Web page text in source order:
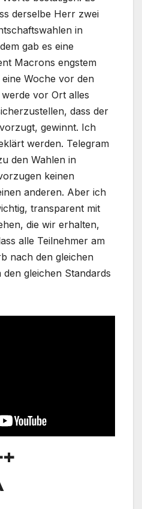
derselbe Herr zwei
in
gab es eine
Macrons engstem
Woche vor den
vor Ort alles
dass der
gewinnt. Ich
werden. Telegram
den Wahlen in
keinen
anderen. Aber ich
transparent mit
die wir erhalten,
alle Teilnehmer am
nach den gleichen
gleichen Standards